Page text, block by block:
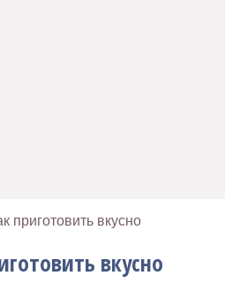
приготовить вкусно
вкусно